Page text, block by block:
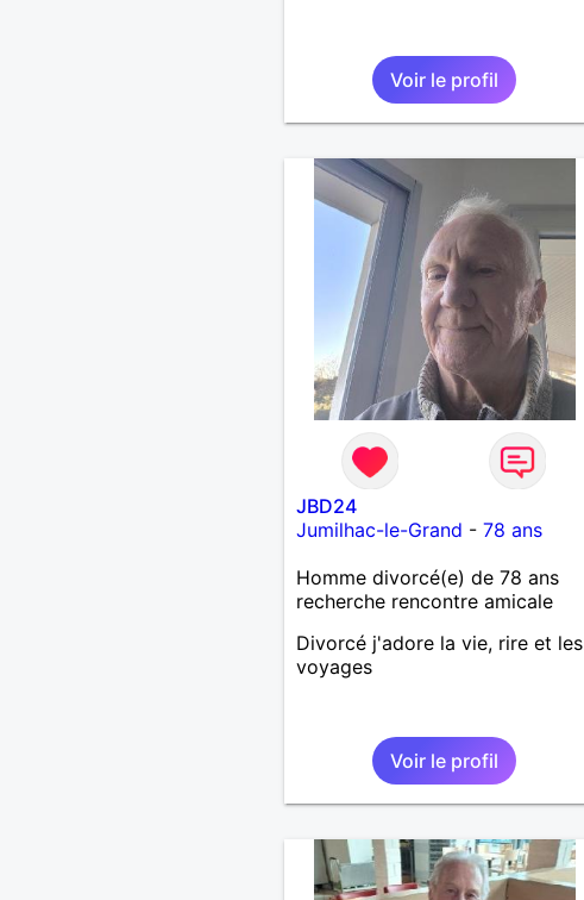
Voir le profil
JBD24
Jumilhac-le-Grand - 78 ans
Homme divorcé(e) de 78 ans
recherche rencontre amicale
Divorcé j'adore la vie, rire et les
voyages
Voir le profil